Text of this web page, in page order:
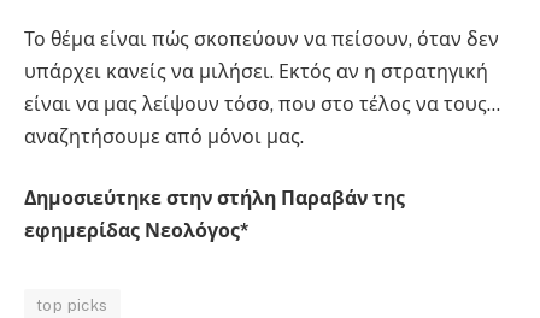
Το θέμα είναι πώς σκοπεύουν να πείσουν, όταν δεν
υπάρχει κανείς να μιλήσει. Εκτός αν η στρατηγική
είναι να μας λείψουν τόσο, που στο τέλος να τους…
αναζητήσουμε από μόνοι μας.
Δημοσιεύτηκε στην στήλη Παραβάν της
εφημερίδας Νεολόγος*
top picks